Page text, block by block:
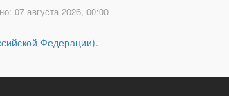
07 августа 2026, 00:00
Федерации).